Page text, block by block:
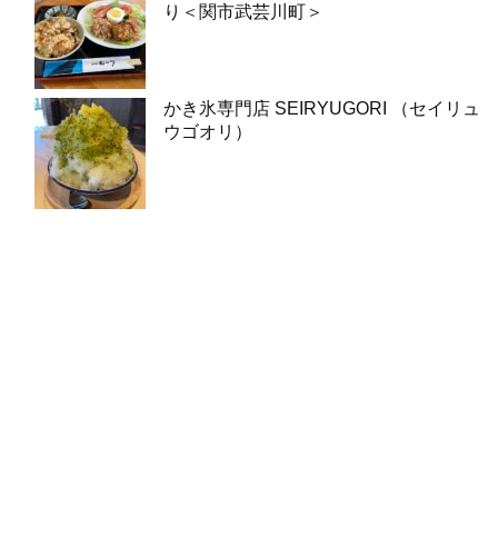
り＜関市武芸川町＞
かき氷専門店 SEIRYUGORI （セイリュ
ウゴオリ）